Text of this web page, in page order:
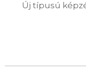
Új típusú